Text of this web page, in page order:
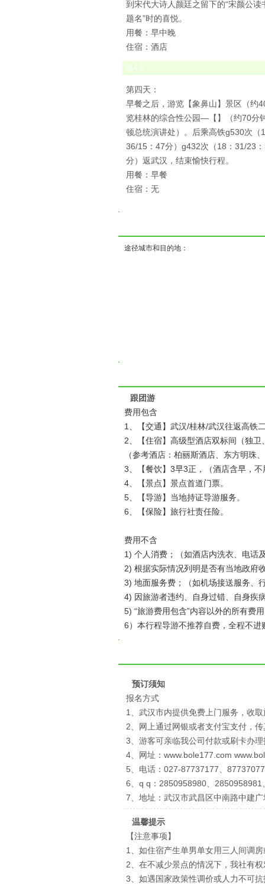
到宋代大诗人颜廷之留下的“宋颜公
题名”时的喜悦。
用餐：早中晚
住宿：酒店
第4天
第四天：
早餐之后，游览【象鼻山】景区（约
览桂林的综合性公园—【】（约70分
顿总统演讲处）。后乘高铁g530次
36/15：47分）g432次（18：31/23
分）返武汉，结束愉快行程。
用餐：早餐
住宿：无
途径城市和目的地：
跟团游
费用包含
1、【交通】武汉/桂林/武汉往返高铁
2、【住宿】高级型酒店双标间（独
（参考酒店：柏丽斯酒店、东方明珠
3、【餐饮】3早3正，（酒店含早，
4、【景点】景点首道门票。
5、【导游】当地持证导游服务。
6、【保险】旅行社责任险。
费用不含
1) 个人消费；（如酒店内洗衣、电话
2) 根据实际情况列明是否有当地政府
3) 地面服务费；（如机场接送服务、
4) 因旅游者违约、自身过错、自身疾
5) “旅游费用包含”内容以外的所有费
6）本行程导游不推荐自费，全程不进
预订须知
报名方式
1、武汉市内提供免费上门服务，收
2、网上通过网银或者支付宝支付，
3、游客可亲临我公司付款或刷卡办
4、网址：www.bole177.com
5、电话：027-87737177、
6、q q：2850958980、
7、地址：武汉市武昌区中南路中建
温馨提示
【注意事项】
1、如住宿产生单男单女用三人间调
2、在不减少景点的情况下，我社有
3、如遇国家政策性调价或人力不可